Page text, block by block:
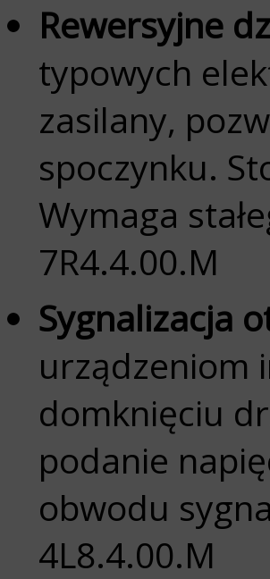
Rewersyjne
typowych
zasilany,
spoczynku.
Wymaga
7R4.4.00.M
Sygnalizacja
urządzeniom
domknięciu
podanie
obwodu
4L8.4.00.M